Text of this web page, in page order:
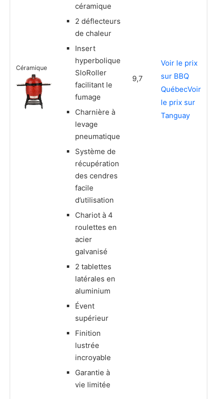
Céramique
céramique
2 déflecteurs
de chaleur
Insert
hyperbolique
SloRoller
facilitant le
fumage
Charnière à
levage
pneumatique
Système de
récupération
des cendres
facile
d’utilisation
Chariot à 4
roulettes en
acier
galvanisé
2 tablettes
latérales en
aluminium
Évent
supérieur
Finition
lustrée
incroyable
Garantie à
vie limitée
9,7
Voir le prix
sur BBQ
QuébecVoir
le prix sur
Tanguay